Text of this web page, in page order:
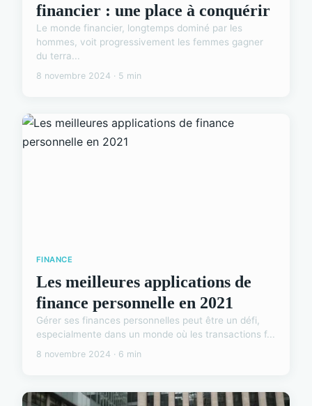
financier : une place à conquérir
Le monde financier, longtemps dominé par les
hommes, voit progressivement les femmes gagner
du terra...
8 novembre 2024 · 5 min
FINANCE
Les meilleures applications de
finance personnelle en 2021
Gérer ses finances personnelles peut être un défi,
especialmente dans un monde où les transactions f...
8 novembre 2024 · 6 min